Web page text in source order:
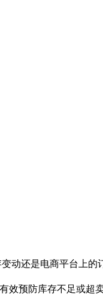
动还是电商平台上的
效预防库存不足或超